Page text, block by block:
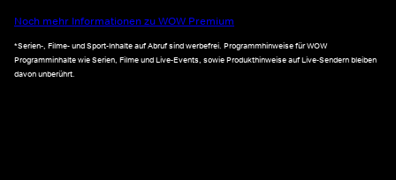
Noch mehr Informationen zu WOW Premium
*Serien-, Filme- und Sport-Inhalte auf Abruf sind werbefrei. Programmhinweise für WOW
Programminhalte wie Serien, Filme und Live-Events, sowie Produkthinweise auf Live-Sendern bleiben
davon unberührt.